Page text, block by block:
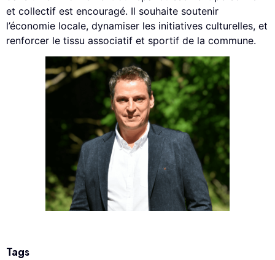
et collectif est encouragé. Il souhaite soutenir
l’économie locale, dynamiser les initiatives culturelles, et
renforcer le tissu associatif et sportif de la commune.
Tags